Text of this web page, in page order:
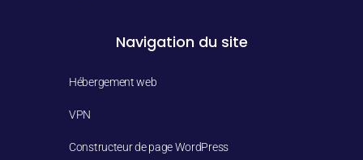
Navigation du site
Hébergement web
VPN
Constructeur de page WordPress